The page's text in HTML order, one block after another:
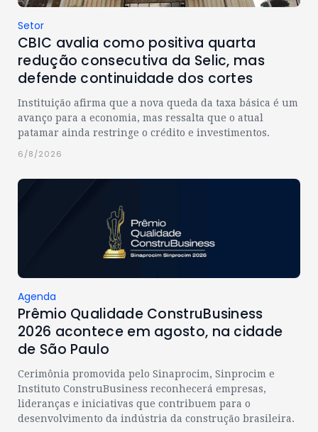
Setor
CBIC avalia como positiva quarta
redução consecutiva da Selic, mas
defende continuidade dos cortes
Instituição afirma que a nova queda da taxa básica é um
avanço para a economia, mas ressalta que o atual
patamar ainda restringe o crédito e investimentos.
6/8/2026
Agenda
Prêmio Qualidade ConstruBusiness
2026 acontece em agosto, na cidade
de São Paulo
Cerimônia promovida pelo Sinaprocim, Sinprocim e
Instituto ConstruBusiness reconhecerá empresas,
lideranças e iniciativas que contribuem para o
desenvolvimento da indústria da construção brasileira.